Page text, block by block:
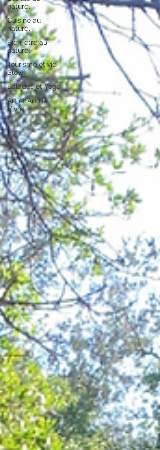
naturel
Cuisine au
naturel
Bien-être au
naturel
Tourisme et vie
Slow
Balades et Yoga
Art et Art de
Vivre